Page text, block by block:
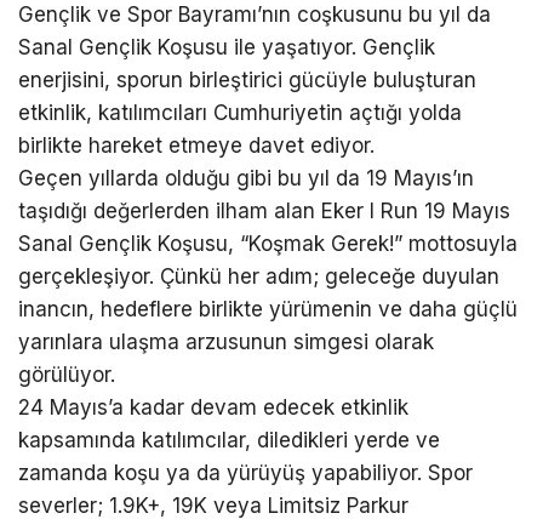
Gençlik ve Spor Bayramı’nın coşkusunu bu yıl da
Sanal Gençlik Koşusu ile yaşatıyor. Gençlik
enerjisini, sporun birleştirici gücüyle buluşturan
etkinlik, katılımcıları Cumhuriyetin açtığı yolda
birlikte hareket etmeye davet ediyor.
Geçen yıllarda olduğu gibi bu yıl da 19 Mayıs’ın
taşıdığı değerlerden ilham alan Eker I Run 19 Mayıs
Sanal Gençlik Koşusu, “Koşmak Gerek!” mottosuyla
gerçekleşiyor. Çünkü her adım; geleceğe duyulan
inancın, hedeflere birlikte yürümenin ve daha güçlü
yarınlara ulaşma arzusunun simgesi olarak
görülüyor.
24 Mayıs’a kadar devam edecek etkinlik
kapsamında katılımcılar, diledikleri yerde ve
zamanda koşu ya da yürüyüş yapabiliyor. Spor
severler; 1.9K+, 19K veya Limitsiz Parkur